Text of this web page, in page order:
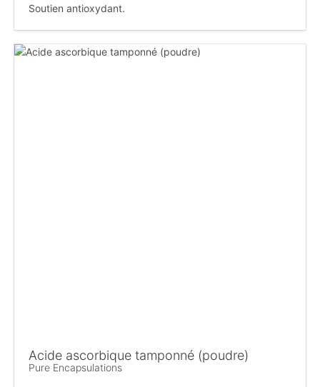
Soutien antioxydant.
Acide ascorbique tamponné (poudre)
Pure Encapsulations